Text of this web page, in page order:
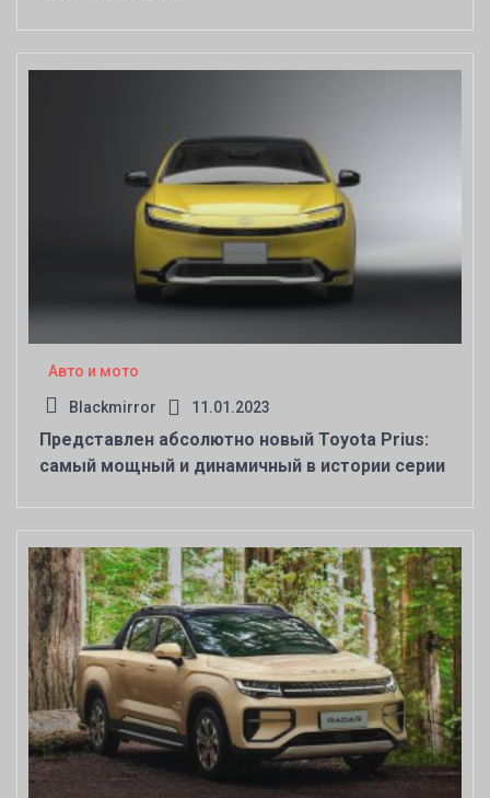
Авто и мото
Blackmirror 11.01.2023
Представлен абсолютно новый Toyota Prius:
самый мощный и динамичный в истории серии